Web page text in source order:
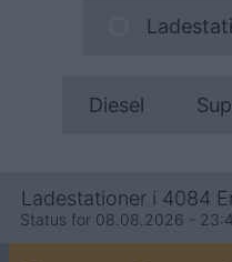
Diesel
Ladestationer i 4084
Status for 08.08.2026 -